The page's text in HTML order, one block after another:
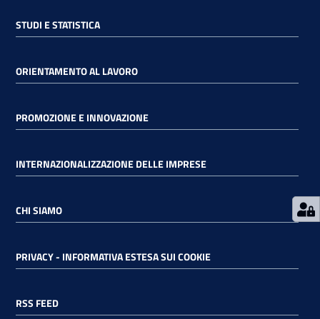
Seguici
STUDI E STATISTICA
ORIENTAMENTO AL LAVORO
PROMOZIONE E INNOVAZIONE
INTERNAZIONALIZZAZIONE DELLE IMPRESE
CHI SIAMO
PRIVACY - INFORMATIVA ESTESA SUI COOKIE
RSS FEED